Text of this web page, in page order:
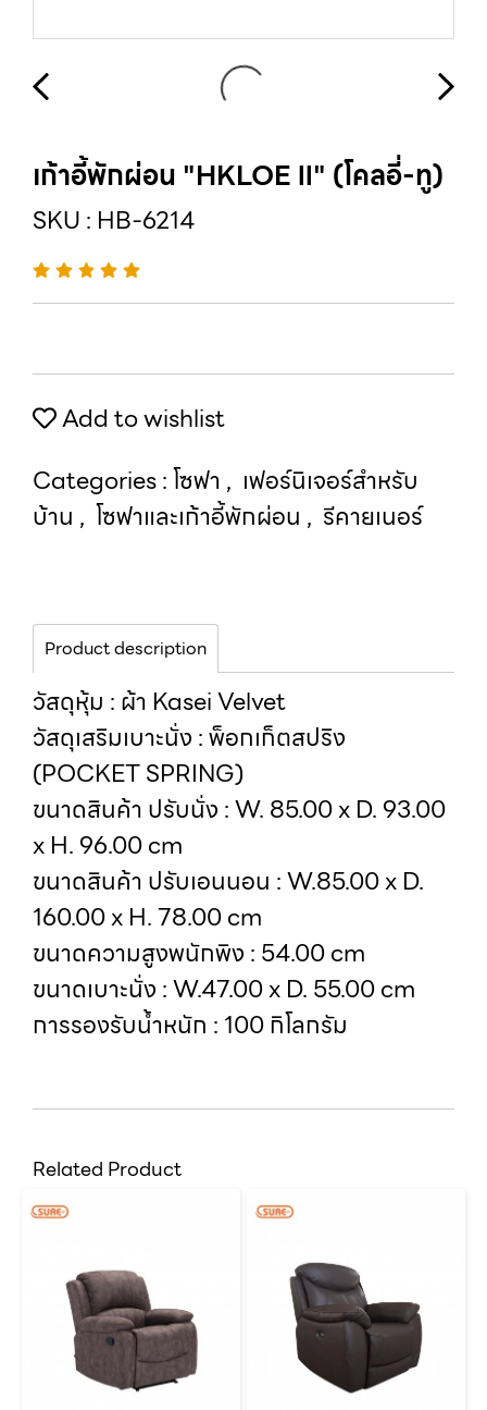
เก้าอี้พักผ่อน "HKLOE ll" (โคลอี่-ทู)
SKU : HB-6214
Add to wishlist
Categories :โซฟา , เฟอร์นิเจอร์สำหรับ
บ้าน , โซฟาและเก้าอี้พักผ่อน , รีคายเนอร์
Product description
วัสดุหุ้ม : ผ้า Kasei Velvet
วัสดุเสริมเบาะนั่ง : พ็อกเก็ตสปริง
(POCKET SPRING)
ขนาดสินค้า ปรับนั่ง : W. 85.00 x D. 93.00
x H. 96.00 cm
ขนาดสินค้า ปรับเอนนอน : W.85.00 x D.
160.00 x H. 78.00 cm
ขนาดความสูงพนักพิง : 54.00 cm
ขนาดเบาะนั่ง : W.47.00 x D. 55.00 cm
การรองรับน้ำหนัก : 100 กิโลกรัม
Related Product